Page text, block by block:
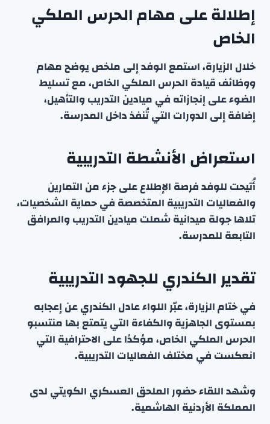
إطلالة على مهام الحرس الملكي
الخاص
خلال الزيارة، استمع الوفد إلى ملخص يوضح مهام
ووظائف قيادة الحرس الملكي الخاص، مع تسليط
الضوء على إنجازاته في ميادين التدريب والتأهيل،
إضافة إلى الدورات التي تُنفذ داخل المدرسة.
استعراض الأنشطة التدريبية
أُتيحت للوفد فرصة الإطلاع على جزء من التمارين
والفعاليات التدريبية المتخصصة في حماية الشخصيات،
تلاها جولة ميدانية شملت ميادين التدريب والمرافق
التابعة للمدرسة.
تقدير الكندري للجهود التدريبية
في ختام الزيارة، عبّر اللواء عادل الكندري عن إعجابه
بمستوى الجاهزية والكفاءة التي يتمتع بها منتسبو
الحرس الملكي الخاص، مؤكدًا على الاحترافية التي
انعكست في مختلف الفعاليات التدريبية.
وشهد اللقاء حضور الملحق العسكري الكويتي لدى
المملكة الأردنية الهاشمية.